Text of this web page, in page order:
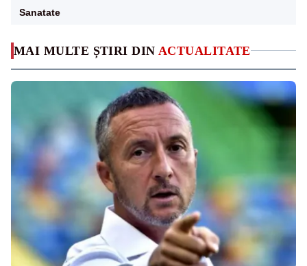
MAI MULTE ȘTIRI DIN ACTUALITATE
Sanatate